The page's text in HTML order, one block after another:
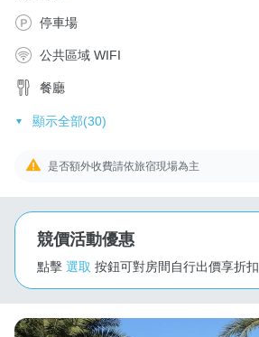
停車場
公共區域 WIFI
餐廳
顯示全部(30)
是否額外收費請依旅宿現場為主
競價活動優惠
點擊 選取 按鈕可對房間自行出價享折扣